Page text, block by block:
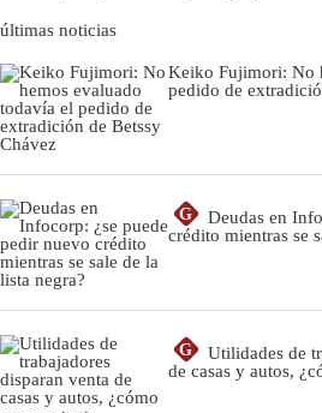
últimas noticias
Keiko Fujimori: No
pedido de
G
Deudas en
crédito mientras se
G
Utilidades de
de casas y autos,